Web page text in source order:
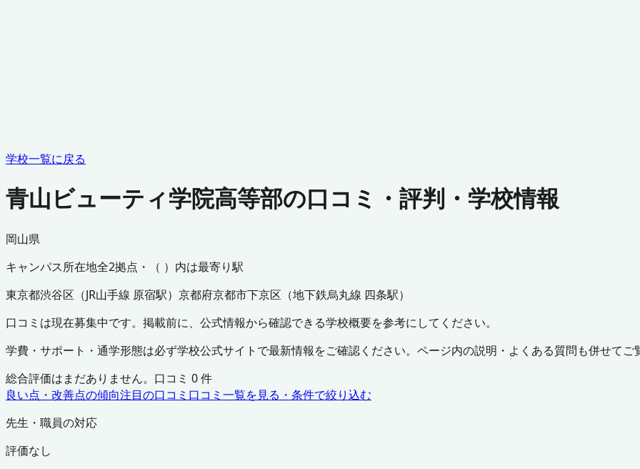
学校一覧に戻る
青山ビューティ学院高等部の口コミ・評判・学校情報
岡山県
キャンパス所在地全2拠点・（ ）内は最寄り駅
東京都渋谷区 （JR山手線 原宿駅） 京都府京都市下京区 （地下鉄烏丸線 四条駅）
口コミは現在募集中です。掲載前に、公式情報から確認できる学校概要を参考にしてください。
学費・サポート・通学形態は必ず学校公式サイトで最新情報をご確認ください。ページ内の説明・よくある質問も併せてご
総合評価はまだありません。口コミ 0件
良い点・改善点の傾向注目の口コミ 口コミ一覧を見る・条件で絞り込む
先生・職員の対応
評価なし